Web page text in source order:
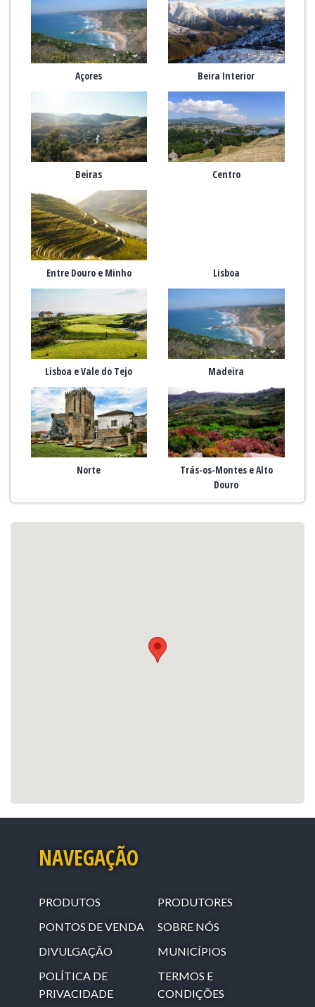
Açores Beira Interior
Beiras Centro
Entre Douro e Minho Lisboa
Lisboa e Vale do Tejo Madeira
Norte
Trás-os-Montes e Alto
Douro
NAVEGAÇÃO
PRODUTOS
PRODUTORES
PONTOS DE VENDA
SOBRE NÓS
DIVULGAÇÃO
MUNICÍPIOS
POLÍTICA DE
PRIVACIDADE
TERMOS E
CONDIÇÕES